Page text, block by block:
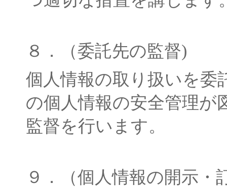
８．（委託先の監督)
個人情報の取り扱いを委
の個人情報の安全管理が
監督を行います。
９．（個人情報の開示・